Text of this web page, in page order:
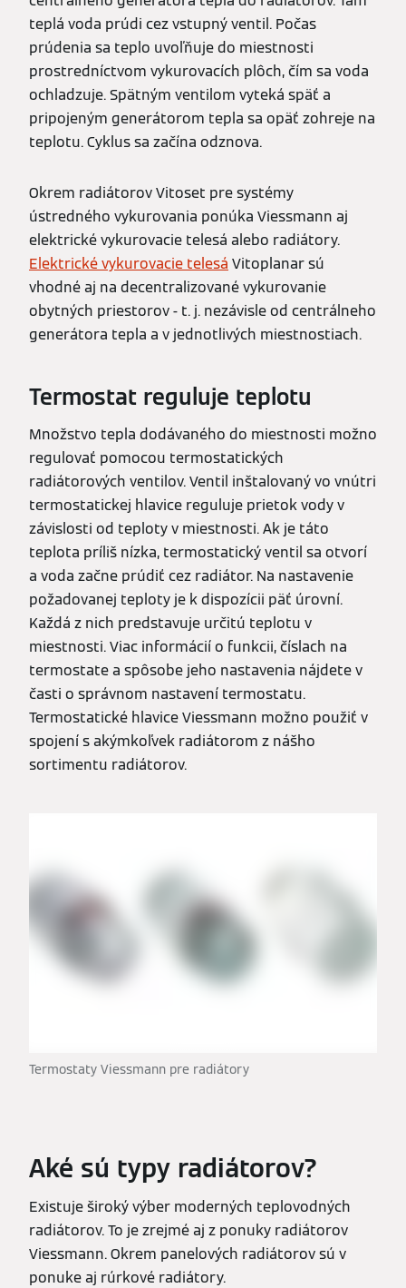
teplá voda prúdi cez vstupný ventil. Počas
prúdenia sa teplo uvoľňuje do miestnosti
prostredníctvom vykurovacích plôch, čím sa voda
ochladzuje. Spätným ventilom vyteká späť a
pripojeným generátorom tepla sa opäť zohreje na
teplotu. Cyklus sa začína odznova.
Okrem radiátorov Vitoset pre systémy
ústredného vykurovania ponúka Viessmann aj
elektrické vykurovacie telesá alebo radiátory.
Elektrické vykurovacie telesá Vitoplanar sú
vhodné aj na decentralizované vykurovanie
obytných priestorov - t. j. nezávisle od centrálneho
generátora tepla a v jednotlivých miestnostiach.
Termostat reguluje teplotu
Množstvo tepla dodávaného do miestnosti možno
regulovať pomocou termostatických
radiátorových ventilov. Ventil inštalovaný vo vnútri
termostatickej hlavice reguluje prietok vody v
závislosti od teploty v miestnosti. Ak je táto
teplota príliš nízka, termostatický ventil sa otvorí
a voda začne prúdiť cez radiátor. Na nastavenie
požadovanej teploty je k dispozícii päť úrovní.
Každá z nich predstavuje určitú teplotu v
miestnosti. Viac informácií o funkcii, číslach na
termostate a spôsobe jeho nastavenia nájdete v
časti o správnom nastavení termostatu.
Termostatické hlavice Viessmann možno použiť v
spojení s akýmkoľvek radiátorom z nášho
sortimentu radiátorov.
Termostaty Viessmann pre radiátory
Aké sú typy radiátorov?
Existuje široký výber moderných teplovodných
radiátorov. To je zrejmé aj z ponuky radiátorov
Viessmann. Okrem panelových radiátorov sú v
ponuke aj rúrkové radiátory.